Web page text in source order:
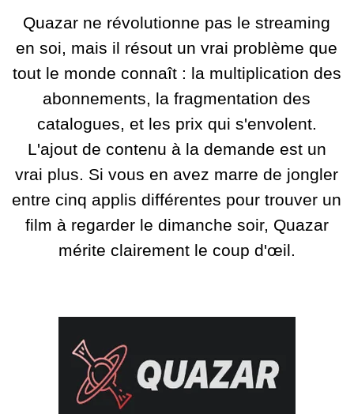
Quazar ne révolutionne pas le streaming
en soi, mais il résout un vrai problème que
tout le monde connaît : la multiplication des
abonnements, la fragmentation des
catalogues, et les prix qui s'envolent.
L'ajout de contenu à la demande est un
vrai plus. Si vous en avez marre de jongler
entre cinq applis différentes pour trouver un
film à regarder le dimanche soir, Quazar
mérite clairement le coup d'œil.